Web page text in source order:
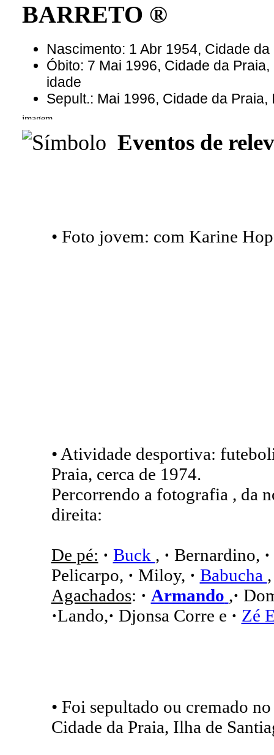
BARRETO ®
Nascimento: 1 Abr 1954, Cidade
Óbito: 7 Mai 1996, Cidade da
idade
Sepult.: Mai 1996, Cidade da
Eventos de
• Foto jovem: com Karine
• Atividade desportiva:
Praia, cerca de 1974.
Percorrendo a fotografia , da
direita:
De pé: · Buck , · Bernardino, ·
Pelicarpo, · Miloy, · Babucha
Agachados: · Armando ,·
·Lando,· Djonsa Corre e · Zé
• Foi sepultado ou cremado
Cidade da Praia, Ilha de